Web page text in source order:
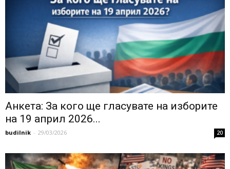
Анкета: За кого ще гласувате на изборите
на 19 април 2026...
budilnik - 29/03/2026 20